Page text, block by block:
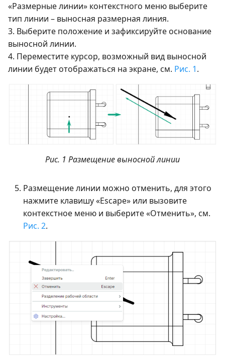
«Размерные линии» контекстного меню выберите
тип линии – выносная размерная линия.
3. Выберите положение и зафиксируйте основание
выносной линии.
4. Переместите курсор, возможный вид выносной
линии будет отображаться на экране, см. Рис. 1.
Рис. 1 Размещение выносной линии
Размещение линии можно отменить, для этого
нажмите клавишу «Escape» или вызовите
контекстное меню и выберите «Отменить», см.
Рис. 2.